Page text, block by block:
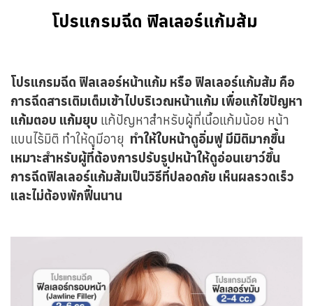
โปรแกรมฉีด ฟิลเลอร์แก้มส้ม
โปรแกรมฉีด ฟิลเลอร์หน้าแก้ม หรือ ฟิลเลอร์แก้มส้ม คือ
การฉีดสารเติมเต็มเข้าไปบริเวณหน้าแก้ม เพื่อแก้ไขปัญหา
แก้มตอบ แก้มยุบ แก้ปัญหาสำหรับผู้ที่เนื้อแก้มน้อย หน้า
แบนไร้มิติ ทำให้ดูมีอายุ ทำให้ใบหน้าดูอิ่มฟู มีมิติมากขึ้น
เหมาะสำหรับผู้ที่ต้องการปรับรูปหน้าให้ดูอ่อนเยาว์ขึ้น
การฉีดฟิลเลอร์แก้มส้มเป็นวิธีที่ปลอดภัย เห็นผลรวดเร็ว
และไม่ต้องพักฟื้นนาน